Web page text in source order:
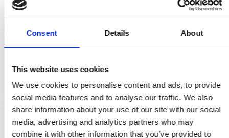
Consent Details About
This website uses cookies
We use cookies to personalise content and ads, to provide
social media features and to analyse our traffic. We also
share information about your use of our site with our social
media, advertising and analytics partners who may
combine it with other information that you’ve provided to